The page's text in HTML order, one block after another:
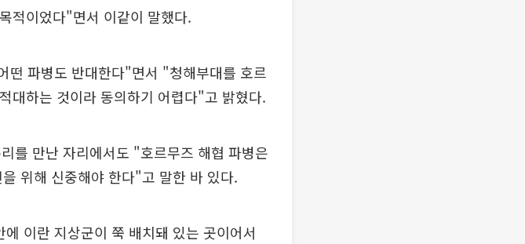
적이었다"면서 이같이 말했다.
떤 파병도 반대한다"면서 "청해부대를 호르
대하는 것이라 동의하기 어렵다"고 밝혔다.
를 만난 자리에서도 "호르무즈 해협 파병은
위해 신중해야 한다"고 말한 바 있다.
이란 지상군이 쭉 배치돼 있는 곳이어서